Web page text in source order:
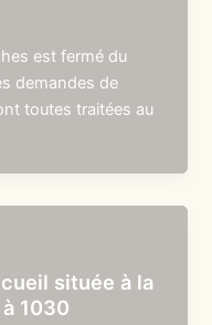
est fermé du
demandes de
toutes traitées au
située à la
1030